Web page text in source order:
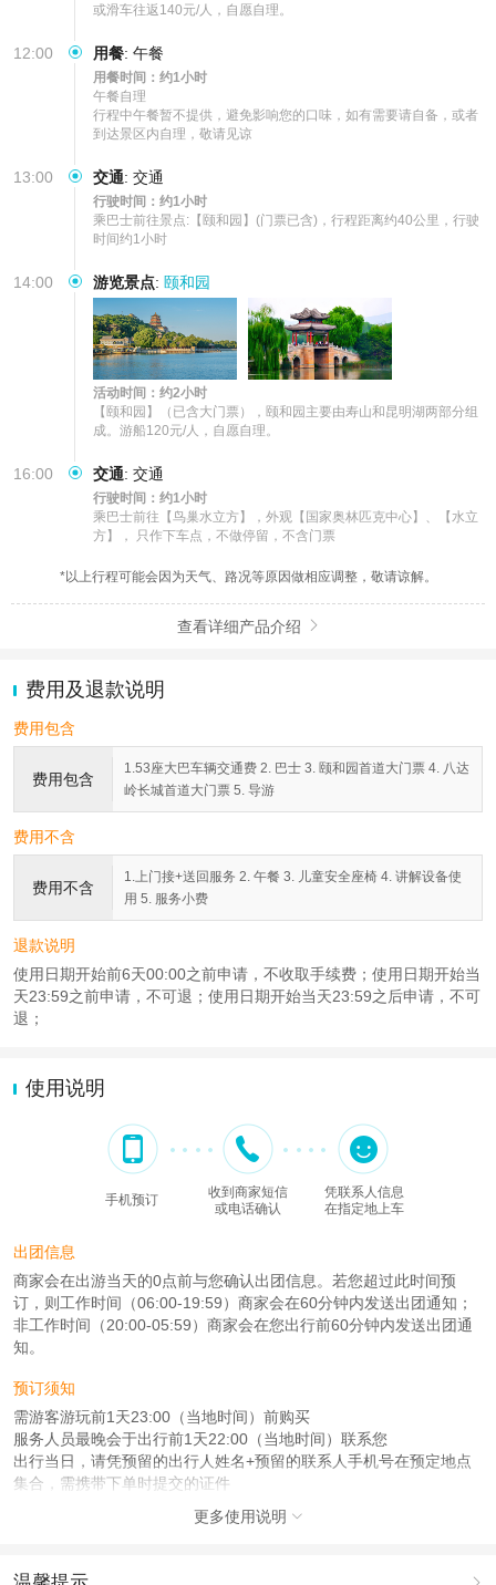
或滑车往返140元/人，自愿自理。
12:00 用餐: 午餐
用餐时间：约1小时
午餐自理
行程中午餐暂不提供，避免影响您的口味，如有需要请自备，或者
到达景区内自理，敬请见谅
13:00 交通: 交通
行驶时间：约1小时
乘巴士前往景点:【颐和园】(门票已含)，行程距离约40公里，行驶
时间约1小时
14:00 游览景点: 颐和园
活动时间：约2小时
【颐和园】（已含大门票），颐和园主要由寿山和昆明湖两部分组
成。游船120元/人，自愿自理。
16:00 交通: 交通
行驶时间：约1小时
乘巴士前往【鸟巢水立方】，外观【国家奥林匹克中心】、【水立
方】， 只作下车点，不做停留，不含门票
*以上行程可能会因为天气、路况等原因做相应调整，敬请谅解。
查看详细产品介绍 
费用及退款说明
费用包含
费用包含
1.53座大巴车辆交通费 2. 巴士 3. 颐和园首道大门票 4. 八达
岭长城首道大门票 5. 导游
费用不含
费用不含
1.上门接+送回服务 2. 午餐 3. 儿童安全座椅 4. 讲解设备使
用 5. 服务小费
退款说明
使用日期开始前6天00:00之前申请，不收取手续费；使用日期开始当
天23:59之前申请，不可退；使用日期开始当天23:59之后申请，不可
退；
使用说明
手机预订
收到商家短信
或电话确认
凭联系人信息
在指定地上车
出团信息
商家会在出游当天的0点前与您确认出团信息。若您超过此时间预
订，则工作时间（06:00-19:59）商家会在60分钟内发送出团通知；
非工作时间（20:00-05:59）商家会在您出行前60分钟内发送出团通
知。
预订须知
需游客游玩前1天23:00（当地时间）前购买
服务人员最晚会于出行前1天22:00（当地时间）联系您
出行当日，请凭预留的出行人姓名+预留的联系人手机号在预定地点
集合，需携带下单时提交的证件
儿童：1周岁 – 17周岁；
更多使用说明 